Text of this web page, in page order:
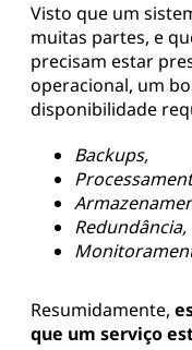
Visto que um
muitas partes, e
precisam estar
operacional, um
disponibilidade
Backups,
Redundância,
Resumidamente,
que um serviço